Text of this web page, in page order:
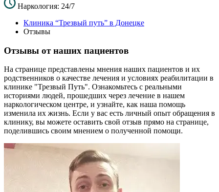
Наркология: 24/7
Клиника “Трезвый путь” в Донецке
Отзывы
Отзывы от наших пациентов
На странице представлены мнения наших пациентов и их
родственников о качестве лечения и условиях реабилитации в
клинике "Трезвый Путь". Ознакомьтесь с реальными
историями людей, прошедших через лечение в нашем
наркологическом центре, и узнайте, как наша помощь
изменила их жизнь. Если у вас есть личный опыт обращения в
клинику, вы можете оставить свой отзыв прямо на странице,
поделившись своим мнением о полученной помощи.